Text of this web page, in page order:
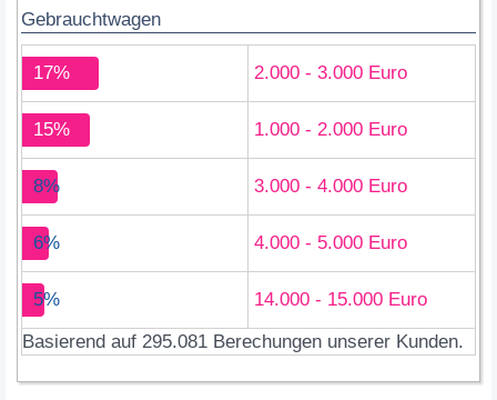
Gebrauchtwagen
17% 2.000 - 3.000 Euro
15% 1.000 - 2.000 Euro
8% 3.000 - 4.000 Euro
6% 4.000 - 5.000 Euro
5%
14.000 - 15.000 Euro
Basierend auf 295.081 Berechungen unserer Kunden.